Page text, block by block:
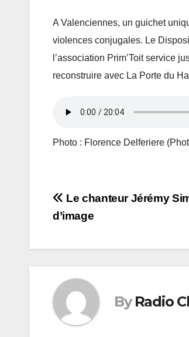
A Valenciennes, un guichet
violences conjugales. Le
l’association Prim’Toit service
reconstruire avec La Porte du
Photo : Florence Delferiere
Navigation
de
l’article
Le chanteur Jérémy
d’image
By Radio